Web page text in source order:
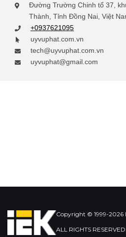
Đường Trường Chinh tổ 37,
Thành, Tỉnh Đồng Nai, Việt
+0937621095
uyvuphat.com.vn
tech@uyvuphat.com.vn
uyvuphat@gmail.com
Copyright © 1999-2026
ALL RIGHTS RESERVED